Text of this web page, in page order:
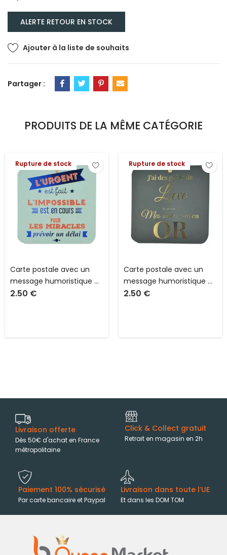
Ajouter à la liste de souhaits
Partager :
PRODUITS DE LA MÊME CATÉGORIE
Rupture de stock
Carte postale avec un
message humoristique ou
philosophique de 16 X 16
2.50 €
Rupture de stock
Carte postale avec un
message humoristique ou
philosophique de 16 X 16
2.50 €
Livraison offerte
Dès 50€ d'achat en France
métropolitaine
Click & Collect gratuit
Retrait en magasin en 2h
Paiement 100% sécurisé
Par carte bancaire et Paypal
Livraison dans toute l’UE
Et dans les DOM TOM